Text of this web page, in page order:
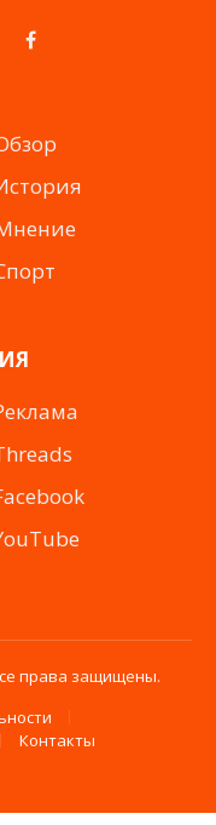
Facebook
права защищены.
Контакты